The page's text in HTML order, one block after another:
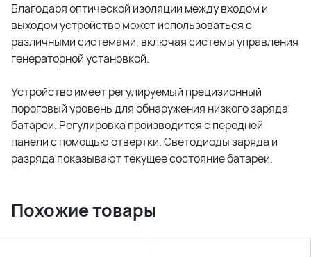
Благодаря оптической изоляции между входом и
выходом устройство может использоваться с
различными системами, включая системы управления
генераторной установкой.
Устройство имеет регулируемый прецизионный
пороговый уровень для обнаружения низкого заряда
батареи. Регулировка производится с передней
панели с помощью отвертки. Светодиоды заряда и
разряда показывают текущее состояние батареи.
Похожие товары